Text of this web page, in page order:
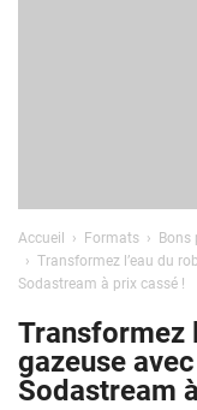
Accueil Formats
Bons
Transformez l’eau du
Sodastream à prix cassé !
Transformez
gazeuse
Sodastream